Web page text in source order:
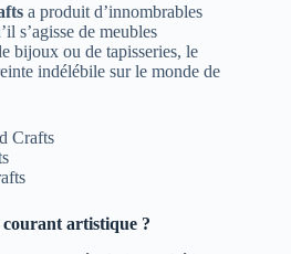
a produit d’innombrables
s’agisse de meubles
bijoux ou de tapisseries, le
indélébile sur le monde de
Crafts
artistique ?